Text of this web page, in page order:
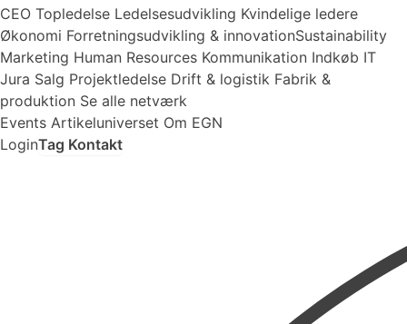
CEO Topledelse Ledelsesudvikling Kvindelige ledere
Økonomi Forretningsudvikling ​& innovation​Sustainability
Marketing Human Resources Kommunikation Indkøb IT
Jura Salg Projektledelse Drift & logistik Fabrik &
produktion Se alle netværk
Events Artikeluniverset Om EGN
LoginTag Kontakt